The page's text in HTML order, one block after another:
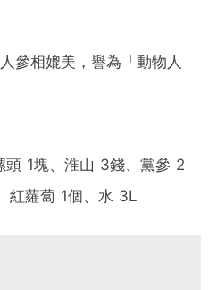
參相媲美，譽為「動物人
1塊、淮山 3錢、黨參 2
紅蘿蔔 1個、水 3L